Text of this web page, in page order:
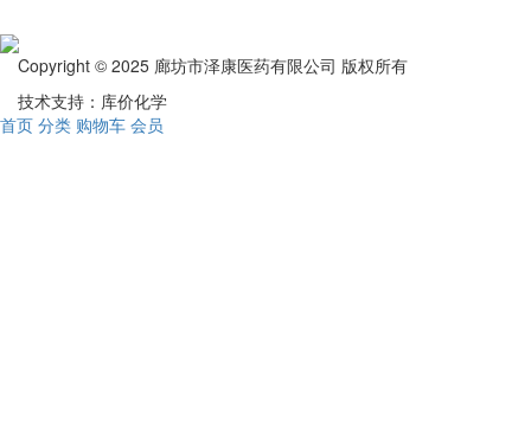
Copyright © 2025 廊坊市泽康医药有限公司 版权所有
技术支持：库价化学
首页 分类 购物车 会员